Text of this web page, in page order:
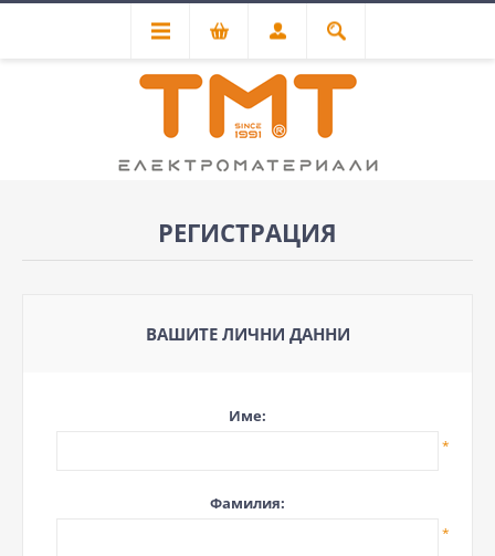
РЕГИСТРАЦИЯ
ВАШИТЕ ЛИЧНИ ДАННИ
Име:
*
Фамилия:
*